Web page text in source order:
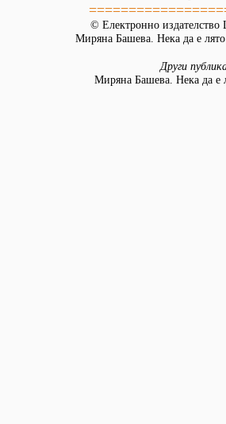
© Електронно издателство
Миряна Башева. Нека да е
Други
Миряна Башева. Нека да е